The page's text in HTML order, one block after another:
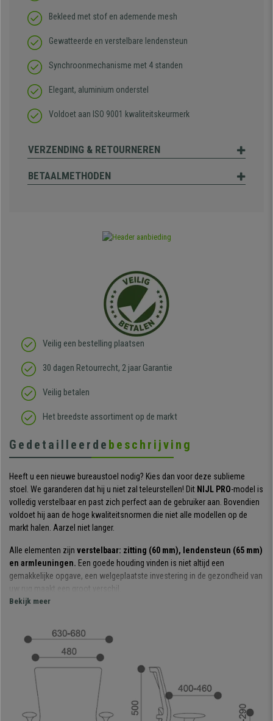
Bekleed met stof en ademende mesh
Gewatteerde en verstelbare lendensteun
Synchroonmechanisme met 4 standen
Elegant, aluminium onderstel
Voldoet aan ISO 9001 kwaliteitskeurmerk
VERZENDING & RETOURNEREN
BETAALMETHODEN
Veilig een bestelling plaatsen
30 dagen Retourrecht, 2 jaar Garantie
Veilig betalen
Het breedste assortiment op de markt
Gedetailleerde beschrijving
Heeft u een nieuwe bureaustoel nodig? Kies dan voor deze sublieme
stoel. We garanderen dat hij u niet zal teleurstellen! Dit NIJL PRO-model is
volledig verstelbaar en past zich perfect aan de gebruiker aan. Bovendien
voldoet hij aan de hoge kwaliteitsnormen die niet alle modellen op de
markt halen. Aarzel niet langer.
Alle elementen zijn verstelbaar: zitting (60 mm), lendensteun (65 mm)
en armleuningen. Een goede houding vinden is niet altijd een
gemakkelijke opgave, een welgeplaatste investering in de gezondheid van
uw rug maakt een groot verschil.
technologiepast de kantelweerstand van de rugleuning zich
automatisch aan het lichaamsgewicht aan
heeft 4 vergrendelingsstanden.
De materialen die voor de vervaardiging zijn gebruikt, zijn speciaal
uitgekozen om u een buitengewone gebruikerservaring te bieden.
ademende mesh rugleuning en de zitting met dikke
Bekijk meer